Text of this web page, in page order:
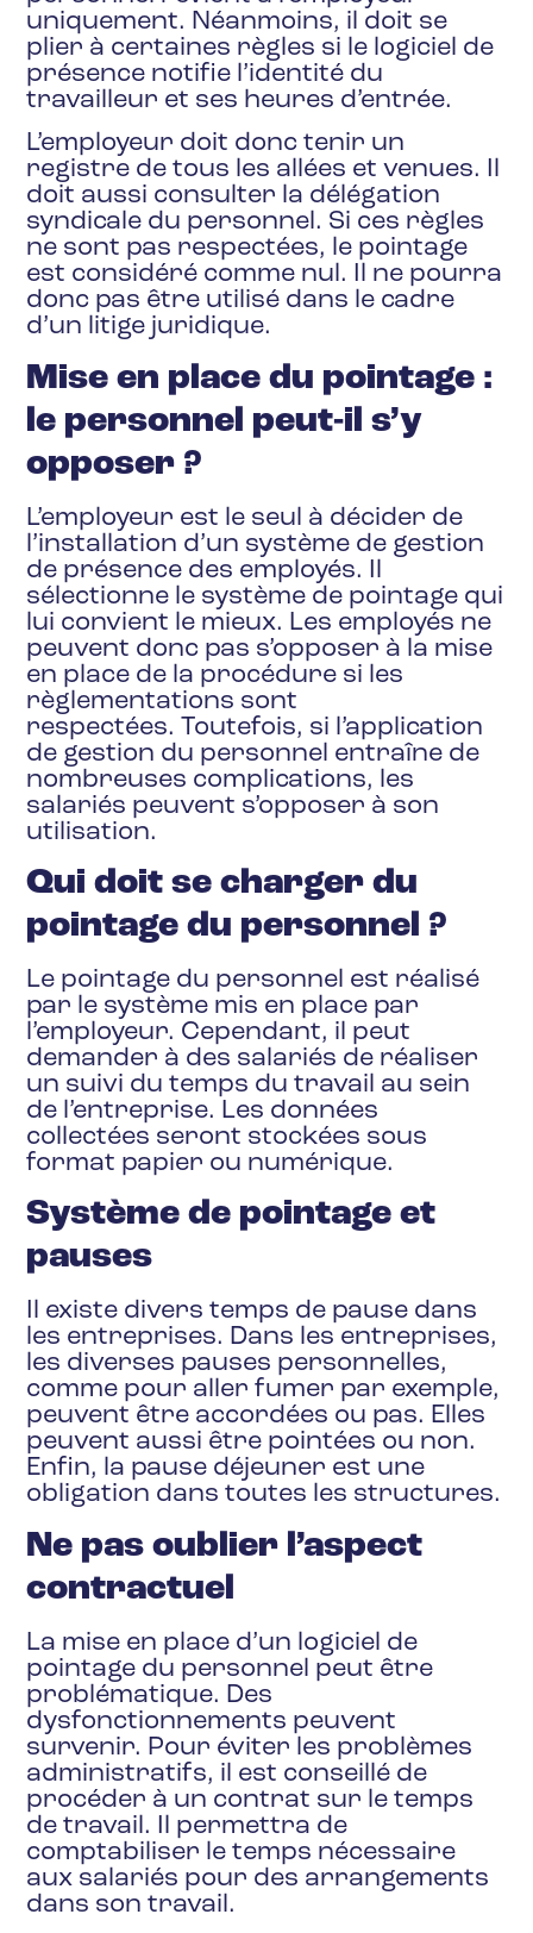
uniquement. Néanmoins, il doit se
plier à certaines règles si le logiciel de
présence notifie l’identité du
travailleur et ses heures d’entrée.
L’employeur doit donc tenir un
registre de tous les allées et venues. Il
doit aussi consulter la délégation
syndicale du personnel. Si ces règles
ne sont pas respectées, le pointage
est considéré comme nul. Il ne pourra
donc pas être utilisé dans le cadre
d’un litige juridique.
Mise en place du pointage :
le personnel peut-il s’y
opposer ?
L’employeur est le seul à décider de
l’installation d’un système de gestion
de présence des employés. Il
sélectionne le système de pointage qui
lui convient le mieux. Les employés ne
peuvent donc pas s’opposer à la mise
en place de la procédure si les
règlementations sont
respectées. Toutefois, si l’application
de gestion du personnel entraîne de
nombreuses complications, les
salariés peuvent s’opposer à son
utilisation.
Qui doit se charger du
pointage du personnel ?
Le pointage du personnel est réalisé
par le système mis en place par
l’employeur. Cependant, il peut
demander à des salariés de réaliser
un suivi du temps du travail au sein
de l’entreprise. Les données
collectées seront stockées sous
format papier ou numérique.
Système de pointage et
pauses
Il existe divers temps de pause dans
les entreprises. Dans les entreprises,
les diverses pauses personnelles,
comme pour aller fumer par exemple,
peuvent être accordées ou pas. Elles
peuvent aussi être pointées ou non.
Enfin, la pause déjeuner est une
obligation dans toutes les structures.
Ne pas oublier l’aspect
contractuel
La mise en place d’un logiciel de
pointage du personnel peut être
problématique. Des
dysfonctionnements peuvent
survenir. Pour éviter les problèmes
administratifs, il est conseillé de
procéder à un contrat sur le temps
de travail. Il permettra de
comptabiliser le temps nécessaire
aux salariés pour des arrangements
dans son travail.